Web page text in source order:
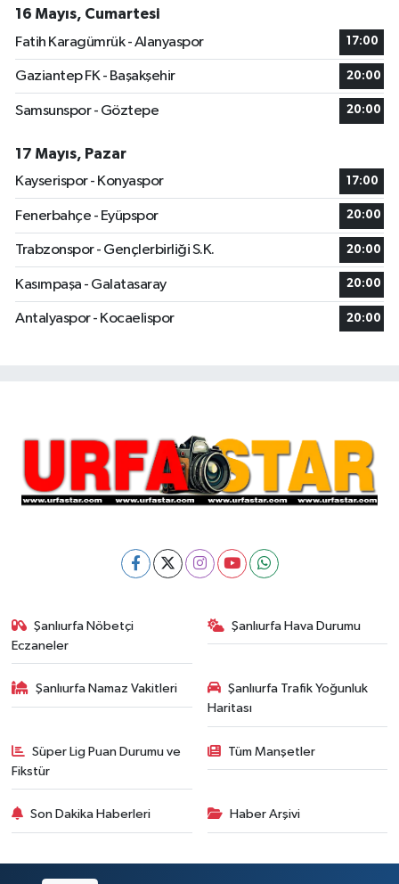
16 Mayıs, Cumartesi
Fatih Karagümrük - Alanyaspor
17:00
Gaziantep FK - Başakşehir 20:00
Samsunspor - Göztepe 20:00
17 Mayıs, Pazar
Kayserispor - Konyaspor
17:00
Fenerbahçe - Eyüpspor 20:00
Trabzonspor - Gençlerbirliği S.K. 20:00
Kasımpaşa - Galatasaray 20:00
Antalyaspor - Kocaelispor 20:00
Şanlıurfa Nöbetçi
Eczaneler
Şanlıurfa Hava Durumu
Şanlıurfa Namaz Vakitleri
Şanlıurfa Trafik Yoğunluk
Haritası
Süper Lig Puan Durumu ve
Fikstür
Tüm Manşetler
Son Dakika Haberleri Haber Arşivi